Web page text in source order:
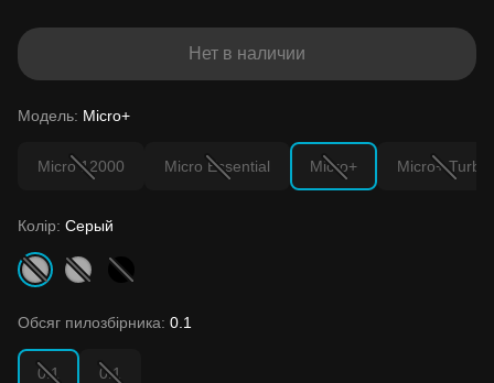
Нет в наличии
Модель: Micro+
Micro 12000 Micro Essential Micro+ Micro+ Turbo
Колір: Серый
Обсяг пилозбірника: 0.1
0.1 0.1